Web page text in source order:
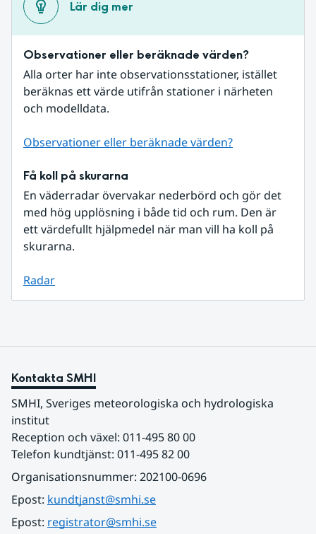
Lär dig mer
Observationer eller beräknade värden?
Alla orter har inte observationsstationer, istället
beräknas ett värde utifrån stationer i närheten
och modelldata.
Observationer eller beräknade värden?
Få koll på skurarna
En väderradar övervakar nederbörd och gör det
med hög upplösning i både tid och rum. Den är
ett värdefullt hjälpmedel när man vill ha koll på
skurarna.
Radar
Kontakta SMHI
SMHI, Sveriges meteorologiska och hydrologiska
institut
Reception och växel: 011-495 80 00
Telefon kundtjänst: 011-495 82 00
Organisationsnummer: 202100-0696
Epost: kundtjanst@smhi.se
Epost: registrator@smhi.se